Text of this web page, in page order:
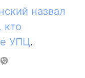
назвал
кто
УПЦ.